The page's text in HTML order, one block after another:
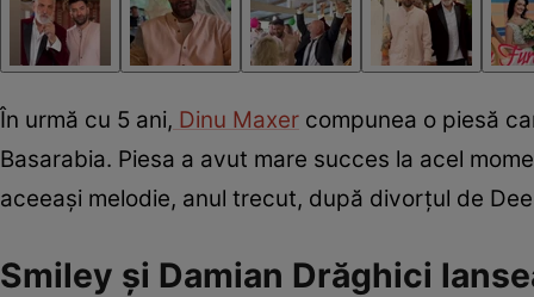
În urmă cu 5 ani, Dinu Maxer compunea o piesă
Basarabia. Piesa a avut mare succes la acel
aceeași melodie, anul trecut, după divorțul de
Smiley și Damian Drăghici